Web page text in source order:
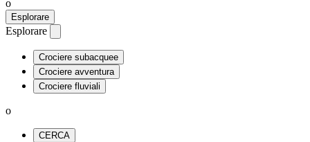
o
Esplorare
Esplorare
Crociere subacquee
Crociere avventura
Crociere fluviali
o
CERCA